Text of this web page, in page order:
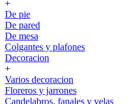
+
De pie
De pared
De mesa
Colgantes y plafones
Decoracion
+
Varios decoracion
Floreros y jarrones
Candelabros, fanales y velas